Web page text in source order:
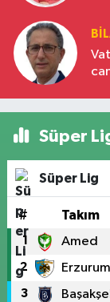
Süper
Süper Lig
# Takım
1 Amed
2
3